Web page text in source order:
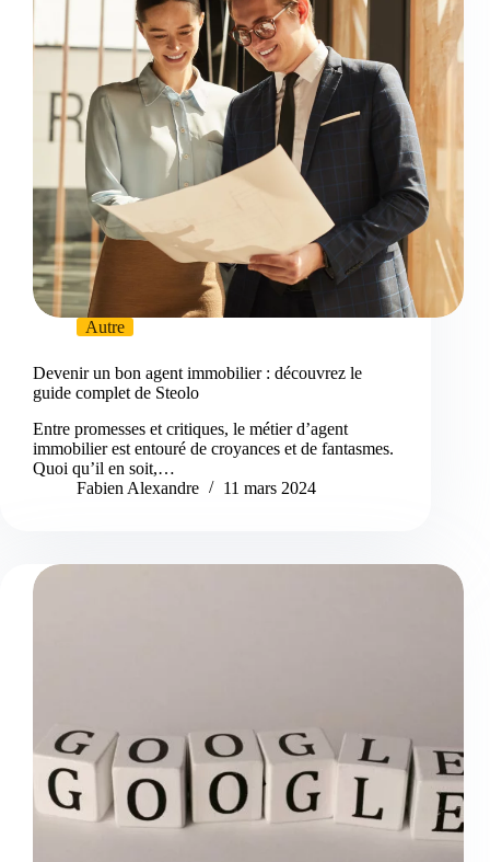
Autre
Devenir un bon agent immobilier : découvrez le
guide complet de Steolo
Entre promesses et critiques, le métier d’agent
immobilier est entouré de croyances et de fantasmes.
Quoi qu’il en soit,…
Fabien Alexandre
11 mars 2024